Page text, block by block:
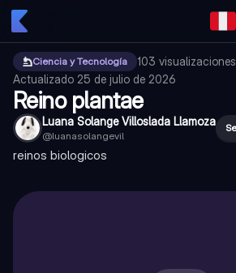
Ciencia y Tecnología 103 visualizaciones
Actualizado 25 de julio de 2026
Reino plantae
Luana Solange Villoslada Llamoza
@luanasolangevil
reinos biologicos